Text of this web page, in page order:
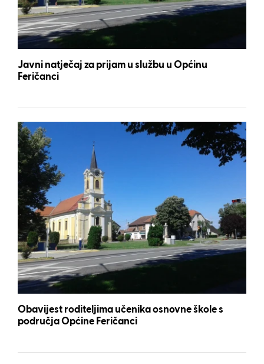
Javni natječaj za prijam u službu u Općinu
Feričanci
Obavijest roditeljima učenika osnovne škole s
područja Općine Feričanci